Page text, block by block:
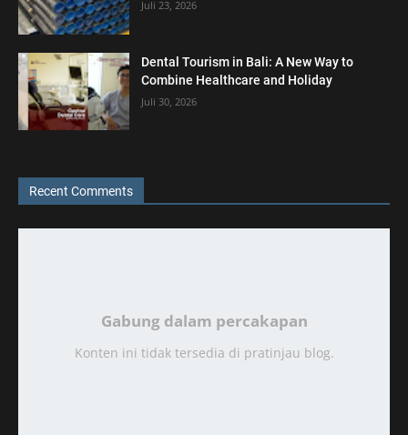
Juli 23, 2026
Dental Tourism in Bali: A New Way to
Combine Healthcare and Holiday
Juli 30, 2026
Recent Comments
Gabung dalam percakapan
Konten ini tidak tersedia di pratinjau blog.